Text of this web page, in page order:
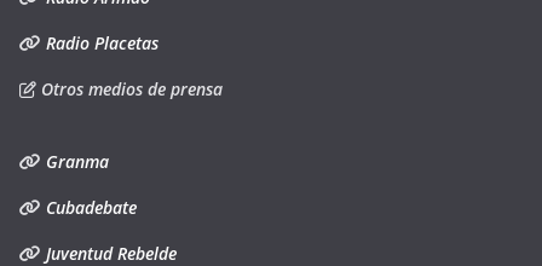
Radio Placetas
Otros medios de prensa
Granma
Cubadebate
Juventud Rebelde